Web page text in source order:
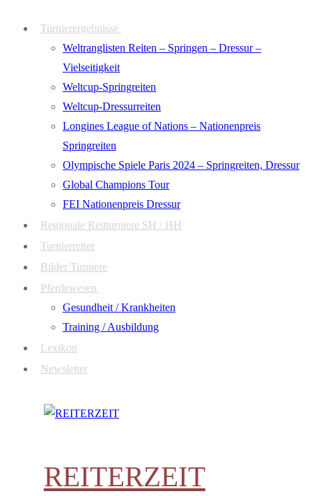
Turnierergebnisse
Weltranglisten Reiten – Springen – Dressur –
Vielseitigkeit
Weltcup-Springreiten
Weltcup-Dressurreiten
Longines League of Nations – Nationenpreis
Springreiten
Olympische Spiele Paris 2024 – Springreiten, Dressur
Global Champions Tour
FEI Nationenpreis Dressur
Regionale Reitturniere SH / HH
Turnierreiter
Bilder Turniere
Pferdewesen
Gesundheit / Krankheiten
Training / Ausbildung
Lexikon
Newsletter
REITERZEIT